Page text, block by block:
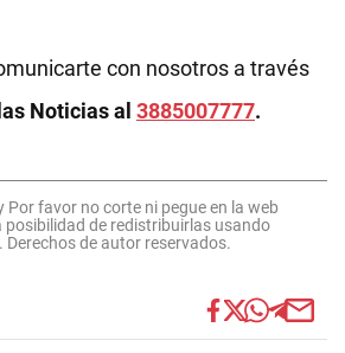
con nosotros a través
Noticias al 3885007777.
favor no corte ni pegue en la web
posibilidad de redistribuirlas usando
de autor reservados.